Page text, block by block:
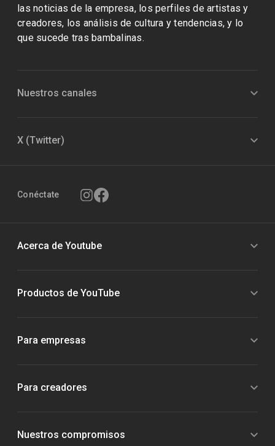
las noticias de la empresa, los perfiles de artistas y
creadores, los análisis de cultura y tendencias, y lo
que sucede tras bambalinas.
Nuestros canales
X (Twitter)
Conéctate
Acerca de Youtube
Productos de YouTube
Para empresas
Para creadores
Nuestros compromisos